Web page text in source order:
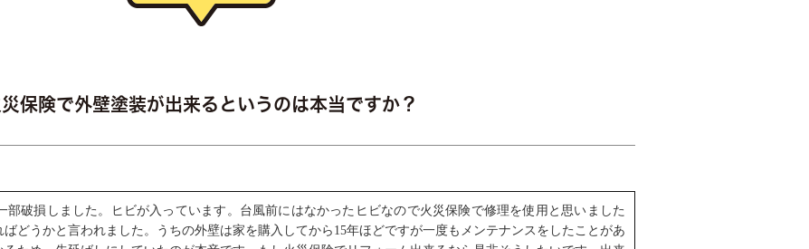
保険で外壁塗装が出来るというのは本当ですか？
部破損しました。ヒビが入っています。台風前にはなかったヒビなので火災保険で修理を使用と思いました
どうかと言われました。うちの外壁は家を購入してから15年ほどですが一度もメンテナンスをしたことがあ